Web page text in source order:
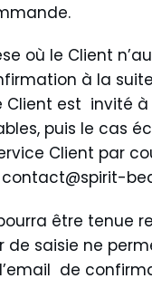
où le Client
à la
Client est invité à
puis le cas
Client par
contact@spirit-
être tenue
de saisie ne
de